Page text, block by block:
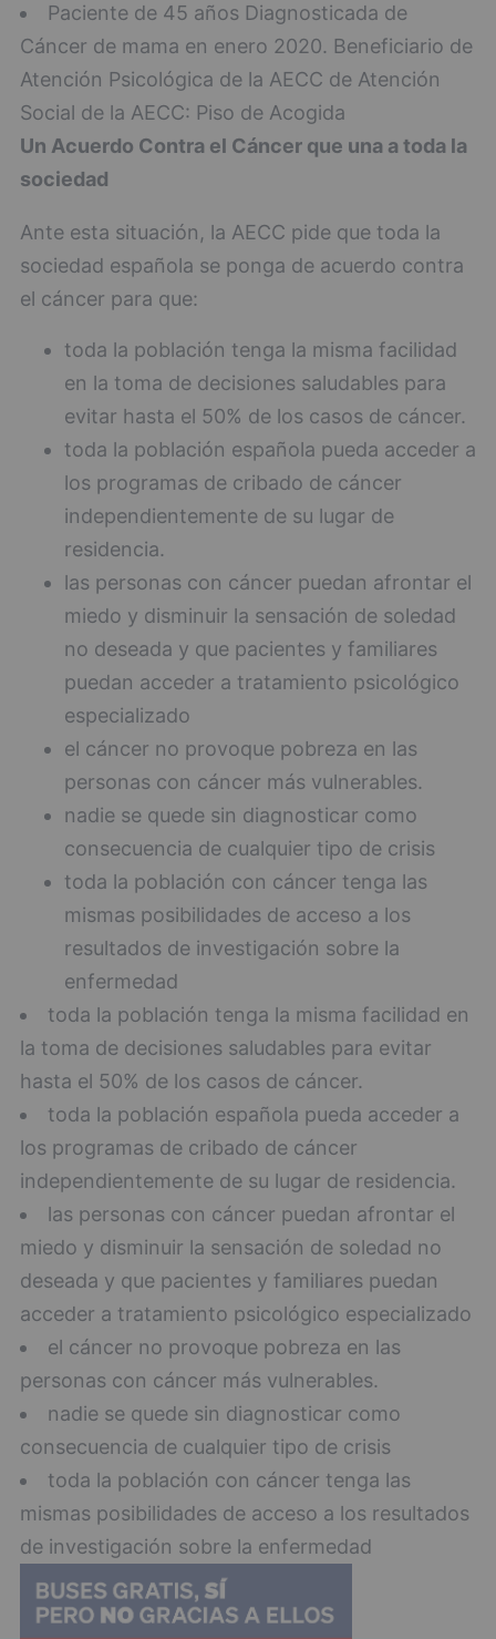
Paciente de 45 años Diagnosticada de
Cáncer de mama en enero 2020. Beneficiario de
Atención Psicológica de la AECC de Atención
Social de la AECC: Piso de Acogida
Un Acuerdo Contra el Cáncer que una a toda la
sociedad
Ante esta situación, la AECC pide que toda la
sociedad española se ponga de acuerdo contra
el cáncer para que:
toda la población tenga la misma facilidad
en la toma de decisiones saludables para
evitar hasta el 50% de los casos de cáncer.
toda la población española pueda acceder a
los programas de cribado de cáncer
independientemente de su lugar de
residencia.
las personas con cáncer puedan afrontar el
miedo y disminuir la sensación de soledad
no deseada y que pacientes y familiares
puedan acceder a tratamiento psicológico
especializado
el cáncer no provoque pobreza en las
personas con cáncer más vulnerables.
nadie se quede sin diagnosticar como
consecuencia de cualquier tipo de crisis
toda la población con cáncer tenga las
mismas posibilidades de acceso a los
resultados de investigación sobre la
enfermedad
toda la población tenga la misma facilidad en
la toma de decisiones saludables para evitar
hasta el 50% de los casos de cáncer.
toda la población española pueda acceder a
los programas de cribado de cáncer
independientemente de su lugar de residencia.
las personas con cáncer puedan afrontar el
miedo y disminuir la sensación de soledad no
deseada y que pacientes y familiares puedan
acceder a tratamiento psicológico especializado
el cáncer no provoque pobreza en las
personas con cáncer más vulnerables.
nadie se quede sin diagnosticar como
consecuencia de cualquier tipo de crisis
toda la población con cáncer tenga las
mismas posibilidades de acceso a los resultados
de investigación sobre la enfermedad